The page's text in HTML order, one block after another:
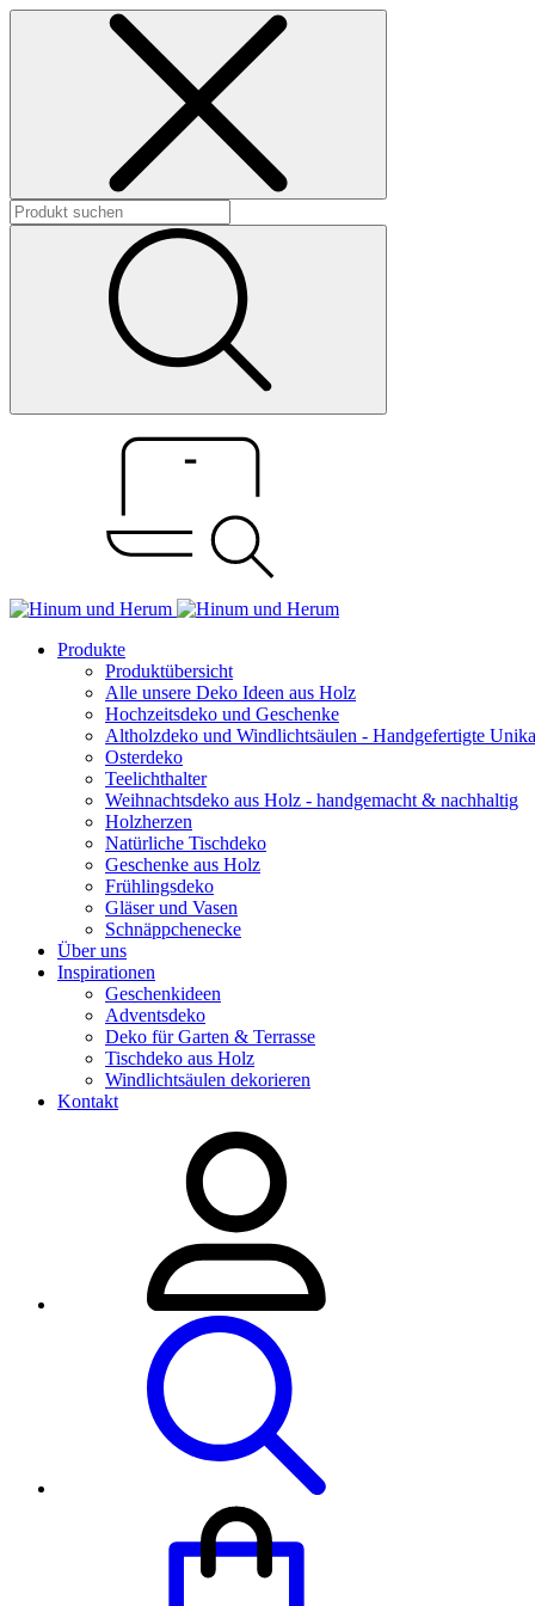
Produkte
Produktübersicht
Alle unsere Deko Ideen aus Holz
Hochzeitsdeko und Geschenke
Altholzdeko und Windlichtsäulen - Handgefertigte
Osterdeko
Teelichthalter
Weihnachts­deko aus Holz - handgemacht & nachhaltig
Holzherzen
Natürliche Tischdeko
Geschenke aus Holz
Frühlingsdeko
Gläser und Vasen
Schnäppchenecke
Über uns
Inspirationen
Geschenkideen
Adventsdeko
Deko für Garten & Terrasse
Tischdeko aus Holz
Windlichtsäulen dekorieren
Kontakt